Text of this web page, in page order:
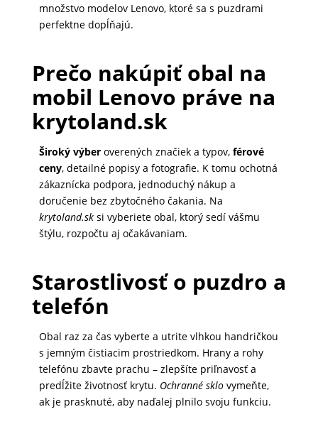
množstvo modelov Lenovo, ktoré sa s puzdrami
perfektne dopĺňajú.
Prečo nakúpiť obal na
mobil Lenovo práve na
krytoland.sk
Široký výberoverených značiek a typov, férové
ceny, detailné popisy a fotografie. K tomu ochotná
zákaznícka podpora, jednoduchý nákup a
doručenie bez zbytočného čakania. Na
krytoland.sksi vyberiete obal, ktorý sedí vášmu
štýlu, rozpočtu aj očakávaniam.
Starostlivosť o puzdro a
telefón
Obal raz za čas vyberte a utrite vlhkou handričkou
s jemným čistiacim prostriedkom. Hrany a rohy
telefónu zbavte prachu – zlepšíte priľnavosť a
predĺžite životnosť krytu. Ochranné sklovymeňte,
ak je prasknuté, aby naďalej plnilo svoju funkciu.